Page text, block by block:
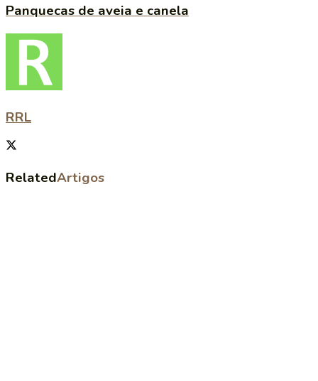
Panquecas de aveia e canela
RRL
RelatedArtigos